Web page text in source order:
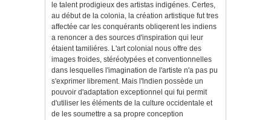
le talent prodigieux des artistas indigénes. Certes,
au début de la colonia, la création artistique fut tres
affectée car les conquérants obliqerent les indiens
a renoncer a des sources d'inspiration qui leur
étaient tamiliéres. L'art colo­nial nous offre des
images froides, stéréotypées et conventionnelles
dans lesquelles l'imagination de l'artiste n'a pas pu
s'exprimer librement. Mais l'lndien possède un
pouvoir d'adaptation exceptionnel qui fui permit
d'utiliser les éléments de la culture occidentale et
de les soumettre a sa propre conception